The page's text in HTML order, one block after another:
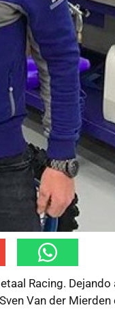
Racing.
Van der Mierden